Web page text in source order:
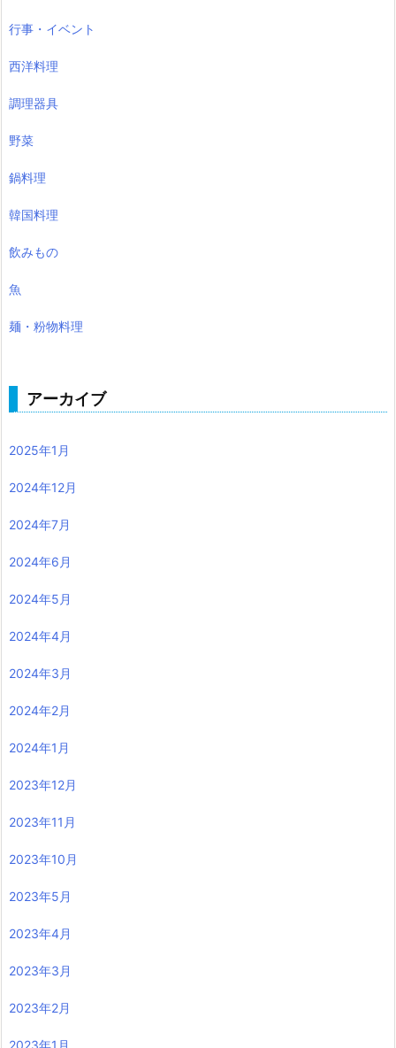
行事・イベント
西洋料理
調理器具
野菜
鍋料理
韓国料理
飲みもの
魚
麺・粉物料理
アーカイブ
2025年1月
2024年12月
2024年7月
2024年6月
2024年5月
2024年4月
2024年3月
2024年2月
2024年1月
2023年12月
2023年11月
2023年10月
2023年5月
2023年4月
2023年3月
2023年2月
2023年1月